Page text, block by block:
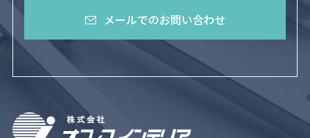
メールでのお問い合わせ